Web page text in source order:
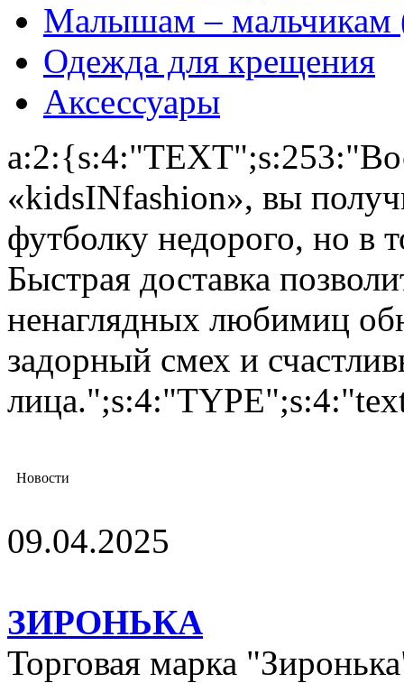
Малышам – мальчикам
Одежда для крещения
Аксессуары
«kidsINfashion», вы
футболку недорого, но в
Быстрая доставка
ненаглядных любимиц
задорный смех и
Новости
09.04.2025
ЗИРОНЬКА
Торговая марка